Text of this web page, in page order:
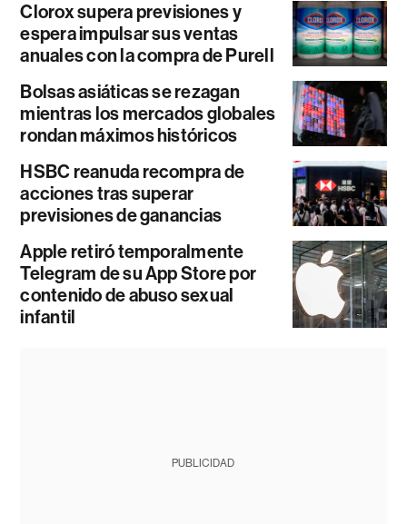
Clorox supera previsiones y
espera impulsar sus ventas
anuales con la compra de Purell
Bolsas asiáticas se rezagan
mientras los mercados globales
rondan máximos históricos
HSBC reanuda recompra de
acciones tras superar
previsiones de ganancias
Apple retiró temporalmente
Telegram de su App Store por
contenido de abuso sexual
infantil
PUBLICIDAD